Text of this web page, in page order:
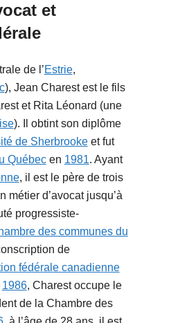
et
de l’Estrie,
), Jean Charest est le fils
et Rita Léonard (une
). Il obtint son diplôme
de Sherbrookeet fut
Québecen 1981. Ayant
, il est le père de trois
métier d’avocat jusqu’à
progressiste-
des communes du
de
fédérale canadienne
1986, Charest occupe le
de la Chambre des